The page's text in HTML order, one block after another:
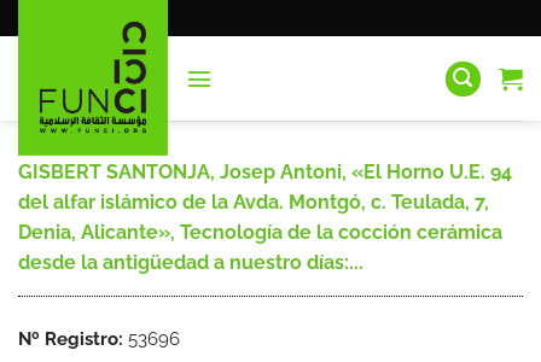
al
GISBERT SANTONJA, Josep Antoni, «El Horno U.E. 94
del alfar islámico de la Avda. Montgó, c. Teulada, 7,
Denia, Alicante», Tecnología de la cocción cerámica
desde la antigüedad a nuestro días:...
Nº Registro: 53696